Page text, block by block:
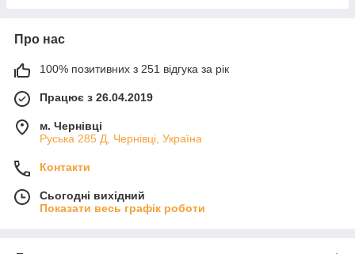
Про нас
100% позитивних з 251 відгука за рік
Працює з 26.04.2019
м. Чернівці
Руська 285 Д, Чернівці, Україна
Контакти
Сьогодні вихідний
Показати весь графік роботи